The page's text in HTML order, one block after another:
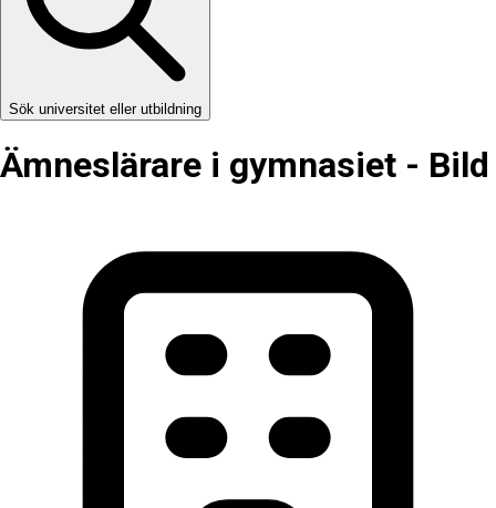
Sök universitet eller utbildning
Ämneslärare i gymnasiet - Bild